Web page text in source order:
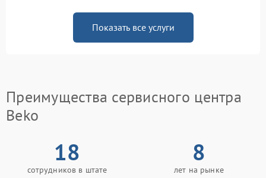
Показать все услуги
Преимущества сервисного центра
Beko
18
сотрудников в штате
8
лет на рынке